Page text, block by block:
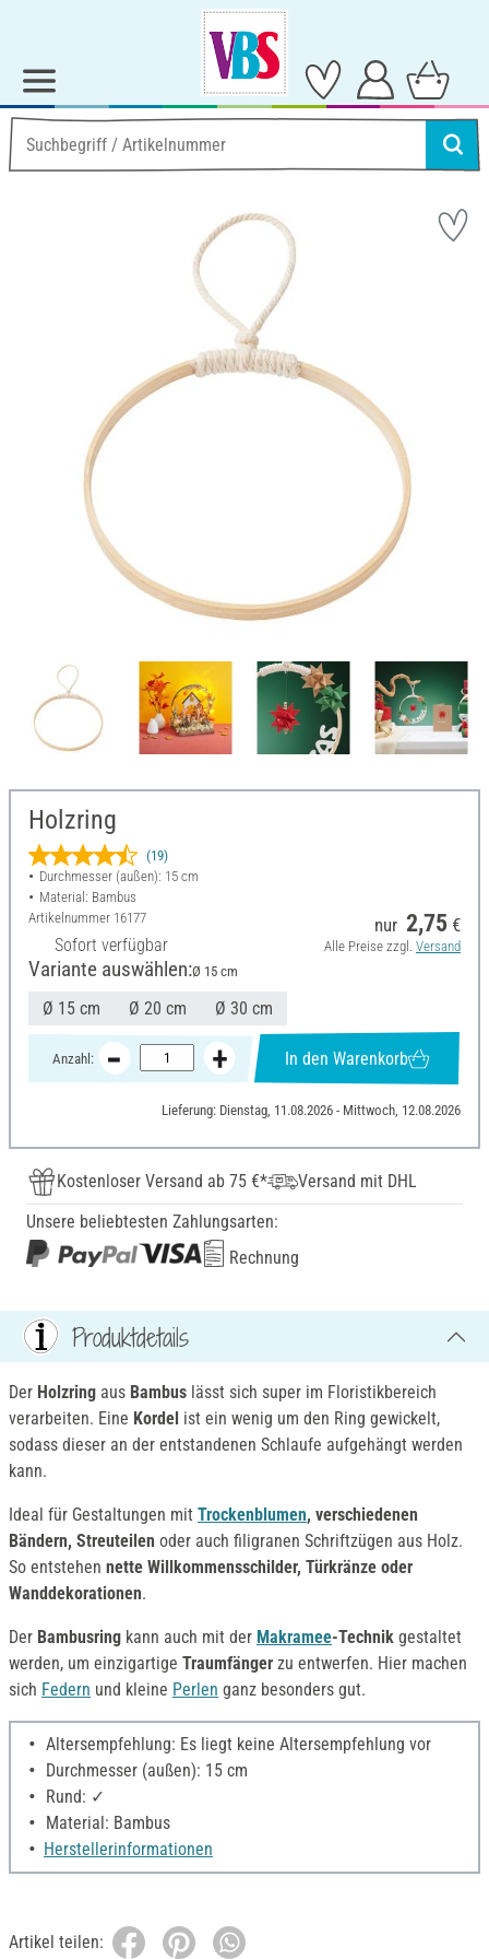
Holzring
(19)
Durchmesser (außen): 15 cm
Material: Bambus
Artikelnummer 16177
Sofort verfügbar
nur 2,75 €
Alle Preise zzgl. Versand
Variante auswählen:Ø 15 cm
Ø 15 cm Ø 20 cm Ø 30 cm
Anzahl: In den Warenkorb
Lieferung: Dienstag, 11.08.2026 - Mittwoch, 12.08.2026
Kostenloser Versand ab 75 €*
Versand mit DHL
Unsere beliebtesten Zahlungsarten:
Rechnung
Produktdetails
Der Holzring aus Bambus lässt sich super im Floristikbereich
verarbeiten. Eine Kordel ist ein wenig um den Ring gewickelt,
sodass dieser an der entstandenen Schlaufe aufgehängt werden
kann.
Ideal für Gestaltungen mit Trockenblumen, verschiedenen
Bändern, Streuteilen oder auch filigranen Schriftzügen aus Holz.
So entstehen nette Willkommensschilder, Türkränze oder
Wanddekorationen.
Der Bambusring kann auch mit der Makramee-Technik gestaltet
werden, um einzigartige Traumfänger zu entwerfen. Hier machen
sich Federn und kleine Perlen ganz besonders gut.
Altersempfehlung: Es liegt keine Altersempfehlung vor
Durchmesser (außen): 15 cm
Rund: ✓
Material: Bambus
Herstellerinformationen
Artikel teilen: